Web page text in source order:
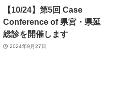
【10/24】第5回 Case
Conference of 県宮・県延
総診を開催します
2024年9月27日